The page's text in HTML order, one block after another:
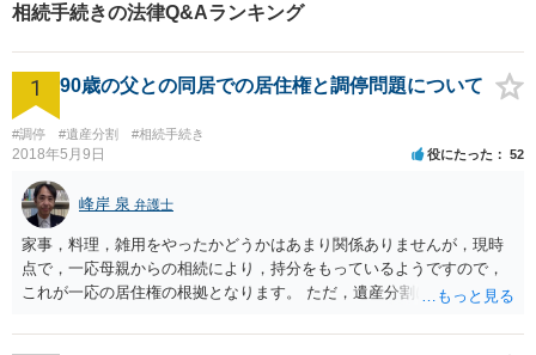
相続手続きの法律Q&Aランキング
1 90歳の父との同居での居住権と調停問題について
#調停 #遺産分割 #相続手続き
2018年5月9日 役にたった 52
峰岸 泉 弁護士
家事，料理，雑用をやったかどうかはあまり関係ありませんが，現時
点で，一応母親からの相続により，持分をもっているようですので，
これが一応の居住権の根拠となります。 ただ，遺産分割により，母の